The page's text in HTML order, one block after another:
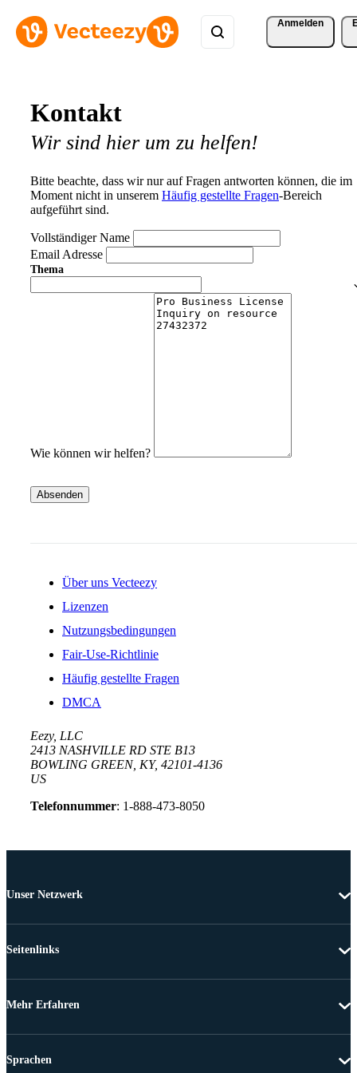
Anmelden
Kontakt
Wir sind hier um zu helfen!
Bitte beachte, dass wir nur auf Fragen antworten können, die im
Moment nicht in unserem Häufig gestellte Fragen-Bereich
aufgeführt sind.
Vollständiger Name
Email Adresse
Thema
Wie können wir helfen?
Absenden
Über uns Vecteezy
Lizenzen
Nutzungsbedingungen
Fair-Use-Richtlinie
Häufig gestellte Fragen
DMCA
Eezy, LLC
2413 NASHVILLE RD STE B13
BOWLING GREEN, KY, 42101-4136
US
Telefonnummer: 1-888-473-8050
Unser Netzwerk
Seitenlinks
Mehr Erfahren
Sprachen